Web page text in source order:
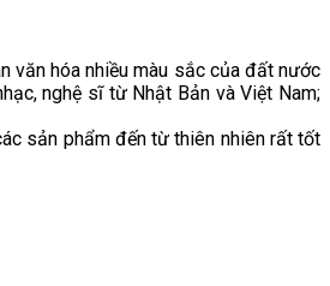
văn hóa nhiều màu sắc của đất nước
nghệ sĩ từ Nhật Bản và Việt Nam;
sản phẩm đến từ thiên nhiên rất tốt